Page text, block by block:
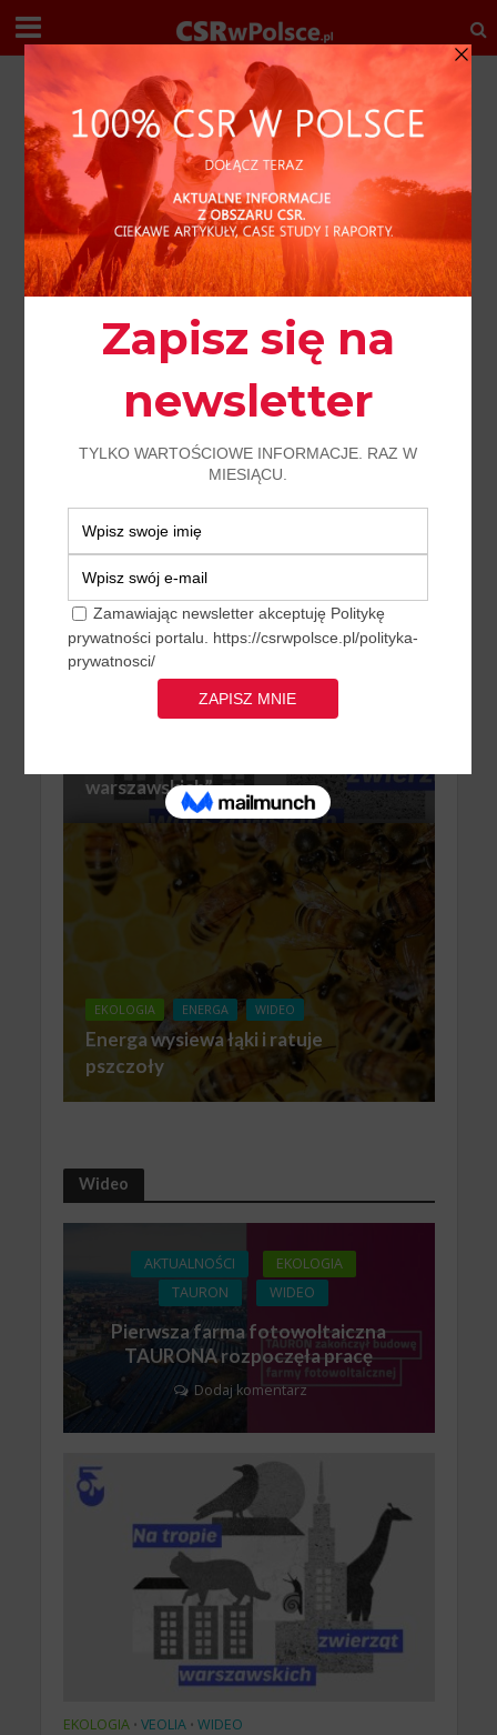
R E D A K C J A P O L E C A
AKTUALNOŚCI EKOLOGIA TAURON WIDEO
Pierwsza farma fotowoltaiczna
TAURONA rozpoczęła pracę
VEOLIA WIDEO
warszawskich”
EKOLOGIA ENERGA WIDEO
Energa wysiewa łąki i ratuje
pszczoły
Wideo
AKTUALNOŚCI
EKOLOGIA
TAURON
WIDEO
Pierwsza farma fotowoltaiczna
TAURONA rozpoczęła pracę
Dodaj komentarz
EKOLOGIA • VEOLIA • WIDEO